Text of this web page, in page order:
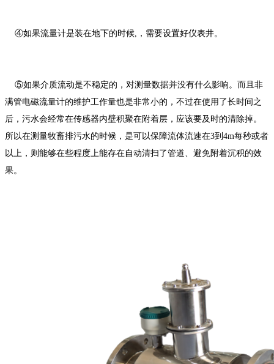
④如果流量计是装在地下的时候,，需要设置好仪表井。
⑤如果介质流动是不稳定的，对测量数据并没有什么影响。而且非
满管电磁流量计的维护工作量也是非常小的，不过在使用了长时间之
后，污水会经常在传感器内壁积聚在附着层，应该要及时的清除掉。
所以在测量牧畜排污水的时候，是可以保障流体流速在3到4m每秒或者
以上，则能够在些程度上能存在自动清扫了管道、避免附着沉积的效
果。